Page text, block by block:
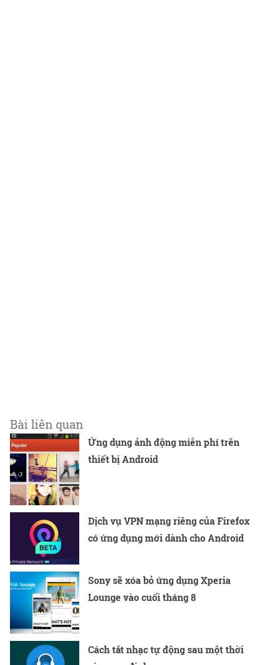
Bài liên quan
Ứng dụng ảnh động miễn phí trên
thiết bị Android
Dịch vụ VPN mạng riêng của Firefox
có ứng dụng mới dành cho Android
Sony sẽ xóa bỏ ứng dụng Xperia
Lounge vào cuối tháng 8
Cách tắt nhạc tự động sau một thời